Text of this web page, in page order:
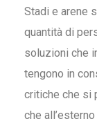
Stadi e arene
quantità di
soluzioni che
tengono in
critiche che si
che